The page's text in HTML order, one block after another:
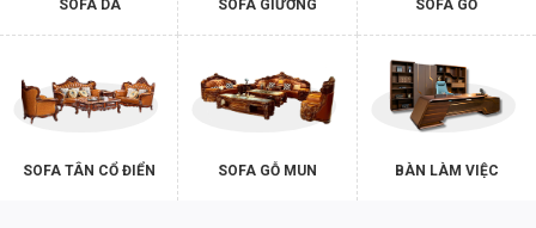
SOFA DA SOFA GIƯỜNG SOFA GỖ
SOFA TÂN CỔ ĐIỂN SOFA GỖ MUN BÀN LÀM VIỆC